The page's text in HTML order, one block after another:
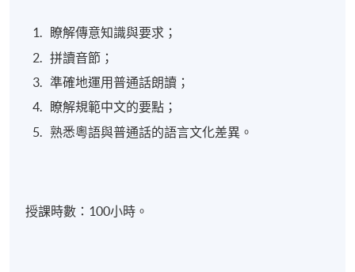
瞭解傳意知識與要求；
拼讀音節；
準確地運用普通話朗讀；
瞭解規範中文的要點；
熟悉粵語與普通話的語言文化差異。
授課時數：100小時。